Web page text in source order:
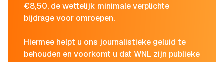
€8,50, de wettelijk minimale verplichte
bijdrage voor omroepen.
Hiermee helpt u ons journalistieke geluid te
behouden en voorkomt u dat WNL zijn publieke